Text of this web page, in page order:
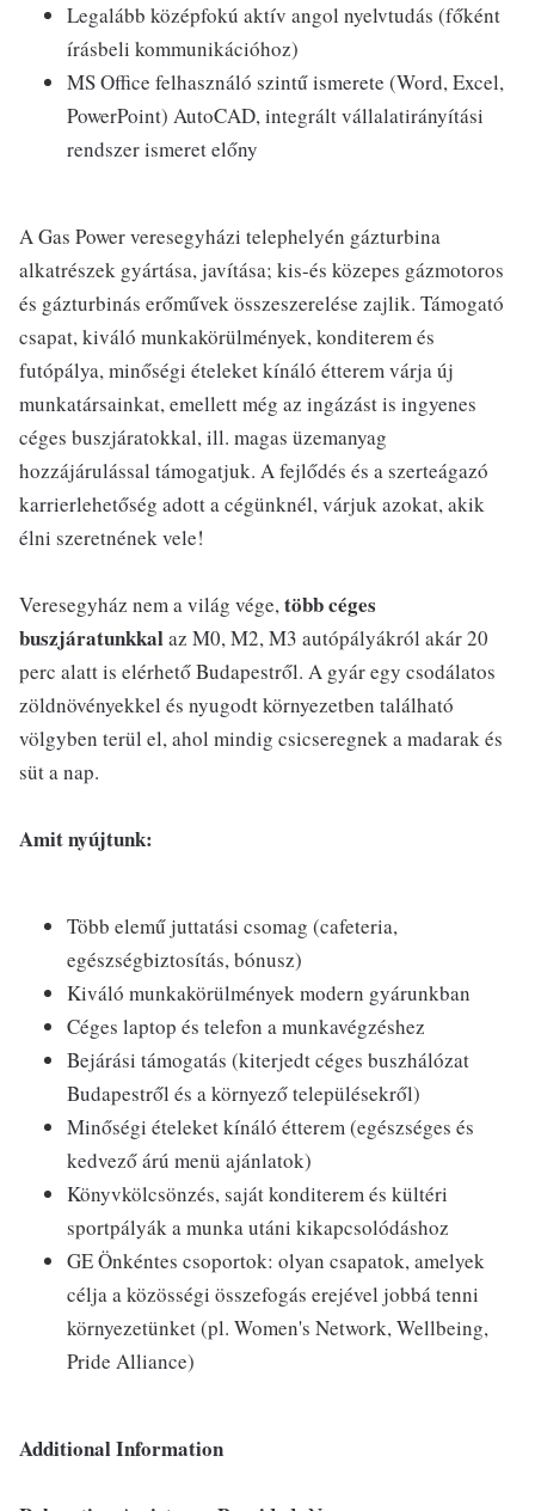
Legalább középfokú aktív angol nyelvtudás (főként
írásbeli kommunikációhoz)
MS Office felhasználó szintű ismerete (Word, Excel,
PowerPoint) AutoCAD, integrált vállalatirányítási
rendszer ismeret előny
A Gas Power veresegyházi telephelyén gázturbina
alkatrészek gyártása, javítása; kis-és közepes gázmotoros
és gázturbinás erőművek összeszerelése zajlik. Támogató
csapat, kiváló munkakörülmények, konditerem és
futópálya, minőségi ételeket kínáló étterem várja új
munkatársainkat, emellett még az ingázást is ingyenes
céges buszjáratokkal, ill. magas üzemanyag
hozzájárulással támogatjuk. A fejlődés és a szerteágazó
karrierlehetőség adott a cégünknél, várjuk azokat, akik
élni szeretnének vele!
Veresegyház nem a világ vége,több céges
buszjáratunkkalaz M0, M2, M3 autópályákról akár 20
perc alatt is elérhető Budapestről. A gyár egy csodálatos
zöldnövényekkel és nyugodt környezetben található
völgyben terül el, ahol mindig csicseregnek a madarak és
süt a nap.
Amit nyújtunk:
Több elemű juttatási csomag (cafeteria,
egészségbiztosítás, bónusz)
Kiváló munkakörülmények modern gyárunkban
Céges laptop és telefon a munkavégzéshez
Bejárási támogatás (kiterjedt céges buszhálózat
Budapestről és a környező településekről)
Minőségi ételeket kínáló étterem (egészséges és
kedvező árú menü ajánlatok)
Könyvkölcsönzés, saját konditerem és kültéri
sportpályák a munka utáni kikapcsolódáshoz
GE Önkéntes csoportok: olyan csapatok, amelyek
célja a közösségi összefogás erejével jobbá tenni
környezetünket (pl. Women's Network, Wellbeing,
Pride Alliance)
Additional Information